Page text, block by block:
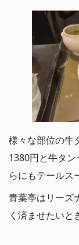
様々な部位の牛
1380円と牛タ
らにもテールス
青葉亭はリーズ
く済ませたいと